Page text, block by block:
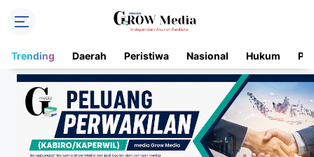
Trending Daerah Peristiwa Nasional Hukum